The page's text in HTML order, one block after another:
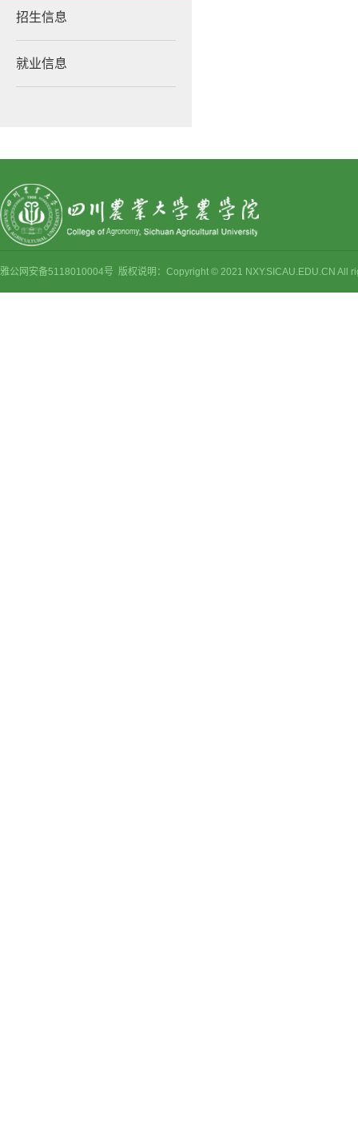
招生信息
就业信息
雅公网安备5118010004号 版权说明：Copyright © 2021 NXY.SICAU.EDU.CN All